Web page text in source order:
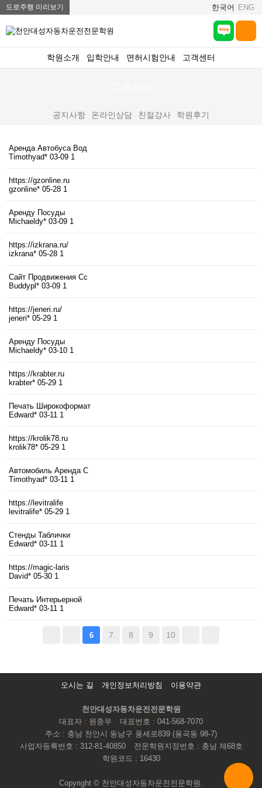
도로주행 미리보기 한국어 ENG
학원소개 입학안내 면허시험안내 고객센터
공지사항 온라인상담 친절강사 학원후기
Аренда Автобуса Вод
Timothyad* 03-09 1
https://gzonline.ru
gzonline* 05-28 1
Аренду Посуды
Michaeldy* 03-09 1
https://izkrana.ru/
izkrana* 05-28 1
Сайт Продвижения Сс
Buddypl* 03-09 1
https://jeneri.ru/
jeneri* 05-29 1
Аренду Посуды
Michaeldy* 03-10 1
https://krabter.ru
krabter* 05-29 1
Печать Широкоформат
Edward* 03-11 1
https://krolik78.ru
krolik78* 05-29 1
Автомобиль Аренда С
Timothyad* 03-11 1
https://levitralife
levitralife* 05-29 1
Стенды Таблички
Edward* 03-11 1
https://magic-laris
David* 05-30 1
Печать Интерьерной
Edward* 03-11 1
6 7 8 9 10
오시는 길 개인정보처리방침 이용약관
천안대성자동차운전전문학원
대표자 : 원종우
대표번호 : 041-568-7070
주소 : 충남 천안시 동남구 풍세로839 (용곡동 98-7)
사업자등록번호 : 312-81-40850
전문학원지정번호 : 충남 제68호
학원코드 : 16430
Copyright © 천안대성자동차운전전문학원.